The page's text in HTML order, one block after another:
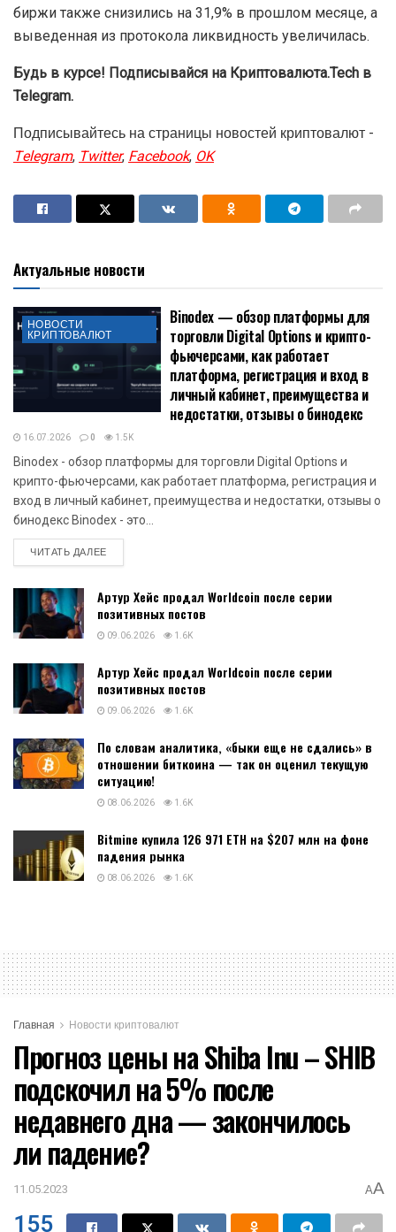
биржи также снизились на 31,9% в прошлом месяце, а
выведенная из протокола ликвидность увеличилась.
Будь в курсе! Подписывайся на Криптовалюта.Tech в
Telegram.
Подписывайтесь на страницы новостей криптовалют -
Telegram,Twitter,Facebook,OK
Актуальные новости
НОВОСТИ
КРИПТОВАЛЮТ
Binodex — обзор платформы для
торговли Digital Options и крипто-
фьючерсами, как работает
платформа, регистрация и вход в
личный кабинет, преимущества и
недостатки, отзывы о бинодекс
16.07.2026 0 1.5K
Binodex - обзор платформы для торговли Digital Options и
крипто-фьючерсами, как работает платформа, регистрация и
вход в личный кабинет, преимущества и недостатки, отзывы о
бинодекс Binodex - это...
ЧИТАТЬ ДАЛЕЕDETAILS
Артур Хейс продал Worldcoin после серии
позитивных постов
09.06.2026 1.6K
Артур Хейс продал Worldcoin после серии
позитивных постов
09.06.2026 1.6K
По словам аналитика, «быки еще не сдались» в
отношении биткоина — так он оценил текущую
ситуацию!
08.06.2026 1.6K
Bitmine купила 126 971 ETH на $207 млн на фоне
падения рынка
08.06.2026 1.6K
Главная Новости криптовалют
Прогноз цены на Shiba Inu – SHIB
подскочил на 5% после
недавнего дна — закончилось
ли падение?
11.05.2023 AA
155